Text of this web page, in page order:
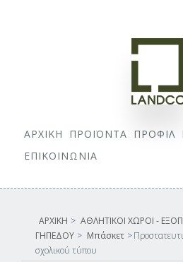
ΑΡΧΙΚΗ ΠΡΟΪΟΝΤΑ ΠΡΟΦΙΛ
ΕΠΙΚΟΙΝΩΝΙΑ
ΑΡΧΙΚΗ > ΑΘΛΗΤΙΚΟΙ ΧΩΡΟΙ -
ΓΗΠΕΔΟΥ > Μπάσκετ >
σχολικού τύπου